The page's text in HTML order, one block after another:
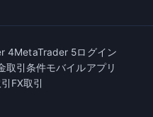
4MetaTrader 5ログイン
取引条件モバイルアプリ
FX取引